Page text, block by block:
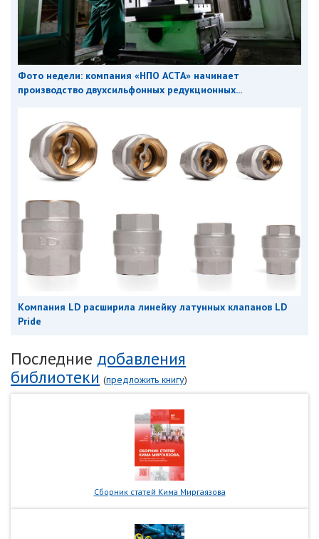
Фото недели: компания «НПО АСТА» начинает
производство двухсильфонных редукционных...
Компания LD расширила линейку латунных клапанов LD
Pride
Последние добавления
библиотеки (предложить книгу)
Сборник статей Кима Миргаязова